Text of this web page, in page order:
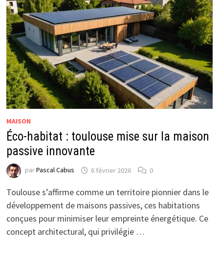
MAISON
Éco-habitat : toulouse mise sur la maison
passive innovante
parPascal Cabus 6 février 2026 0
Toulouse s’affirme comme un territoire pionnier dans le
développement de maisons passives, ces habitations
conçues pour minimiser leur empreinte énergétique. Ce
concept architectural, qui privilégie …